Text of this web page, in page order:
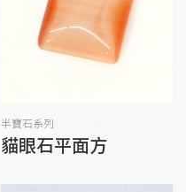
半寶石系列
貓眼石平面方